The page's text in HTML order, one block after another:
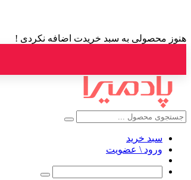
هنوز محصولی به سبد خریدت اضافه نکردی !
سبد خرید
ورود \ عضویت